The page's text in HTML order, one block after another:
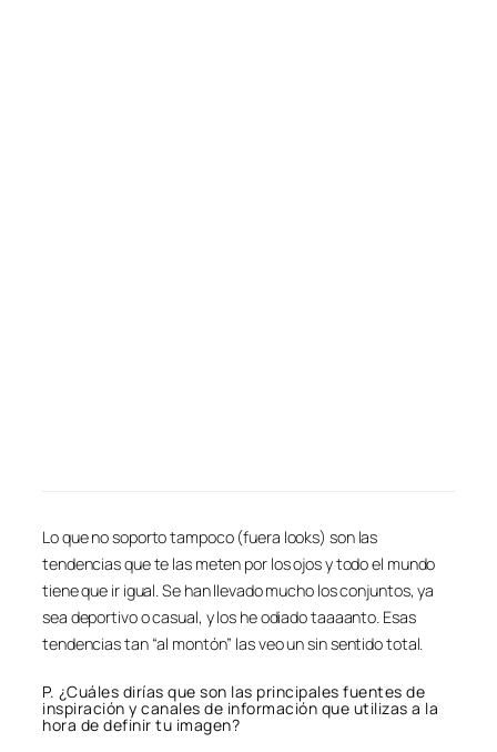
Lo que no soporto tampoco (fuera looks) son las
tendencias que te las meten por los ojos y todo el mundo
tiene que ir igual. Se han llevado mucho los conjuntos, ya
sea deportivo o casual, y los he odiado taaaanto. Esas
tendencias tan “al montón” las veo un sin sentido total.
P. ¿Cuáles dirías que son las principales fuentes de
inspiración y canales de información que utilizas a la
hora de definir tu imagen?